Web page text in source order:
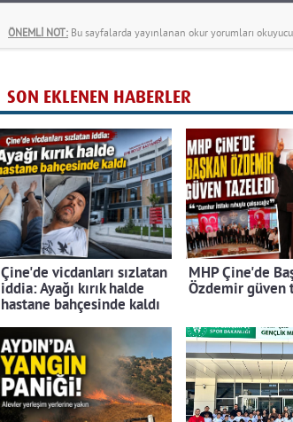
ÖNEMLİ NOT: Bu sayfalarda yayınlanan okur yorumları
SON EKLENEN HABERLER
Çine'de vicdanları sızlatan
iddia: Ayağı kırık halde
hastane bahçesinde kaldı
MHP Çine'de
Özdemir güven